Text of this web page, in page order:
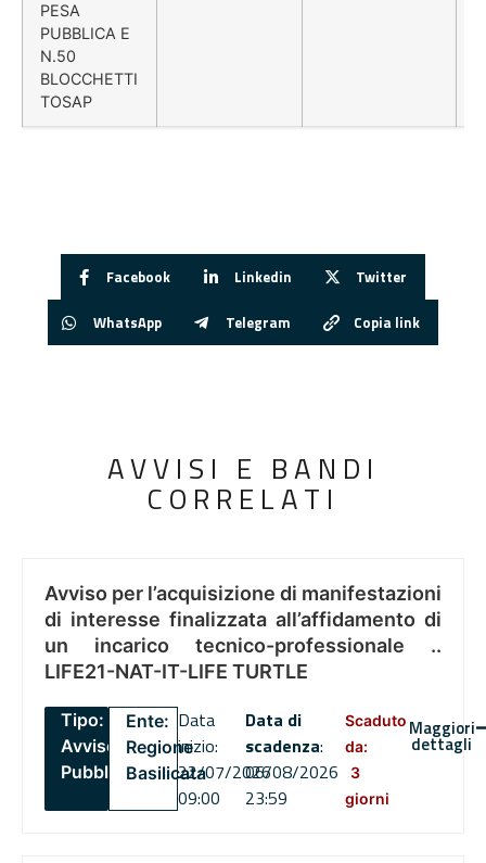
PESA
PUBBLICA E
N.50
BLOCCHETTI
TOSAP
Facebook Linkedin Twitter
WhatsApp Telegram Copia link
AVVISI E BANDI
CORRELATI
Avviso per l’acquisizione di manifestazioni
di interesse finalizzata all’affidamento di
un incarico tecnico-professionale ..
LIFE21-NAT-IT-LIFE TURTLE
Tipo:
Avviso
Pubblico
Ente:
Regione
Basilicata
Data
inizio:
22/07/2026
09:00
Data di
scadenza:
06/08/2026
23:59
Scaduto
da:
3
giorni
Maggiori
dettagli